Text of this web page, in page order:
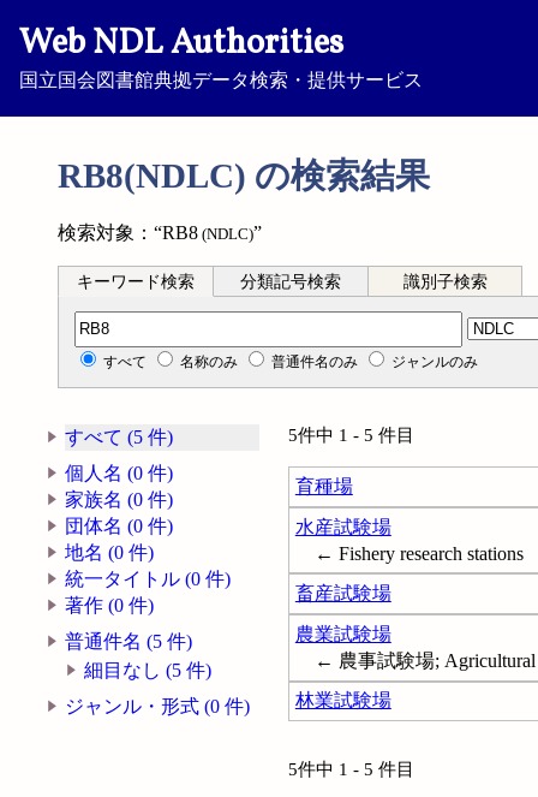
Web NDL Authorities
国立国会図書館典拠データ検索・提供サービス
RB8(NDLC) の検索結果
検索対象：“RB8 (NDLC)”
キーワード検索 分類記号検索 識別子検索
分類記号検索
すべて 名称のみ 普通件名のみ ジャンルのみ
すべて (5 件)
個人名 (0 件)
家族名 (0 件)
団体名 (0 件)
地名 (0 件)
統一タイトル (0 件)
著作 (0 件)
普通件名 (5 件)
細目なし (5 件)
ジャンル・形式 (0 件)
5件中 1 - 5 件目
育種場
水産試験場
← Fishery research stations
畜産試験場
農業試験場
← 農事試験場; Agricultural
林業試験場
5件中 1 - 5 件目